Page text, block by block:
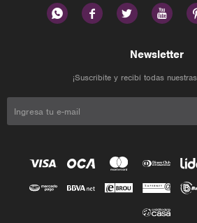
   
Newsletter
¡Suscribite y recibí todas